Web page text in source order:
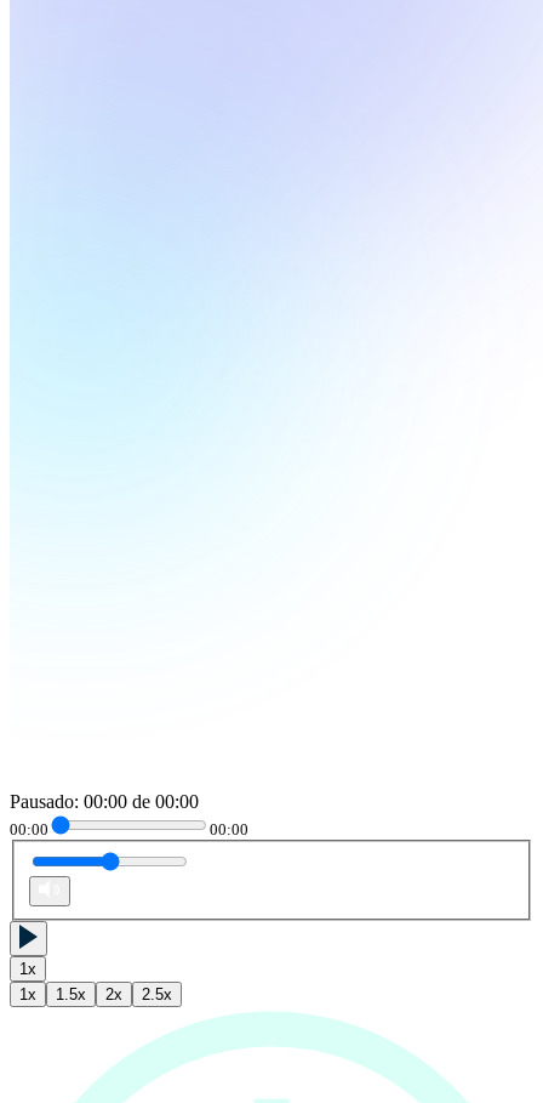
Pausado: 00:00 de 00:00
00:00 00:00
1x
1x 1.5x 2x 2.5x